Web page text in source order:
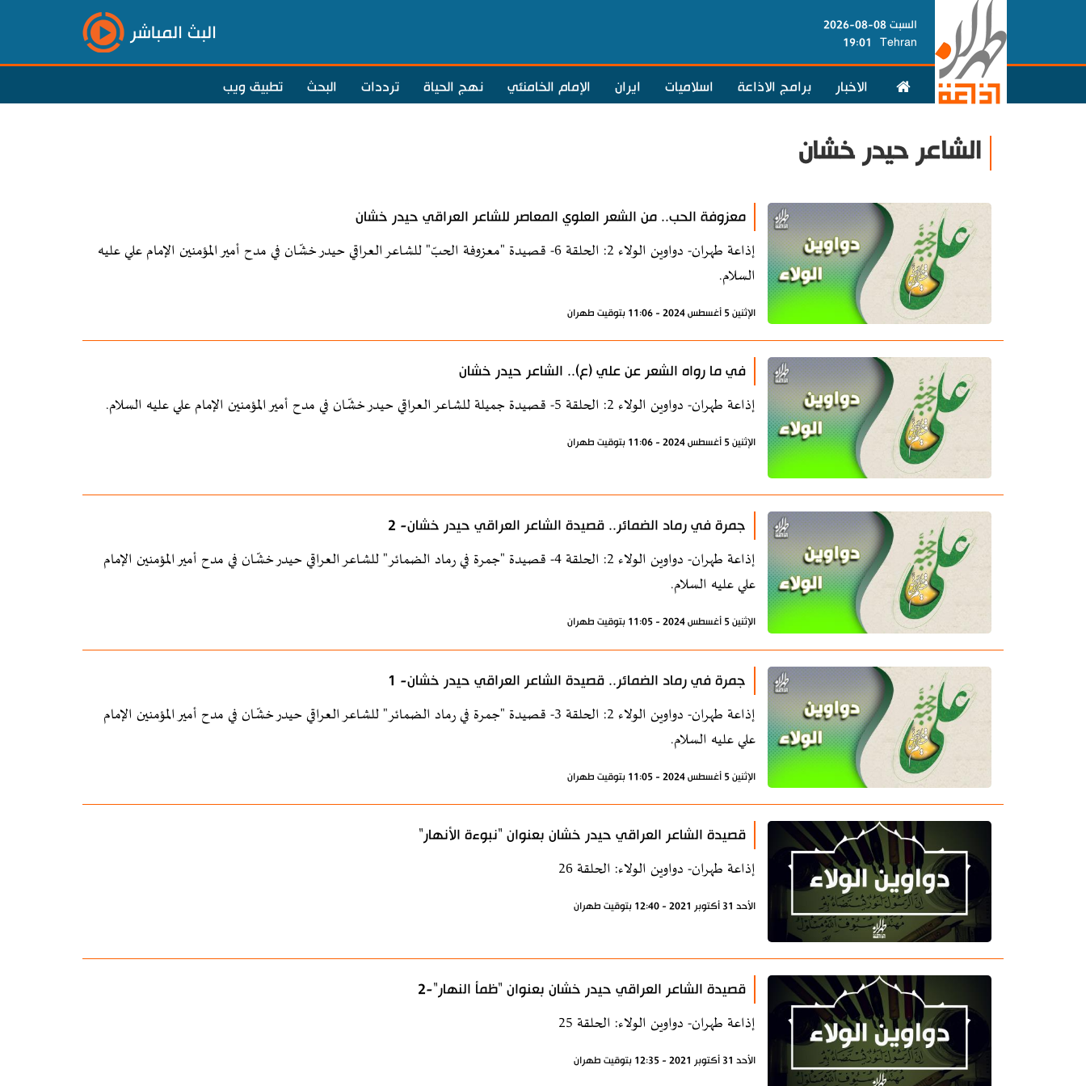
السبت 08-08-2026
Tehran
19:01 البث المباشر
الاخبار برامج الاذاعة اسلاميات ايران الإمام الخامنئي نهج الحياة ترددات البحث تطبيق ويب
الشاعر حيدر خشان
معزوفة الحب.. من الشعر العلوي المعاصر للشاعر العراقي حيدر خشان
إذاعة طهران- دواوين الولاء 2: الحلقة 6- قصيدة "معزوفة الحبّ" للشاعر العراقي حيدر خشّان في مدح أمير المؤمنين الإمام علي عليه
السلام.
الإثنين 5 أغسطس 2024 - 11:06 بتوقيت طهران
في ما رواه الشعر عن علي (ع).. الشاعر حيدر خشان
إذاعة طهران- دواوين الولاء 2: الحلقة 5- قصيدة جميلة للشاعر العراقي حيدر خشّان في مدح أمير المؤمنين الإمام علي عليه السلام.
الإثنين 5 أغسطس 2024 - 11:06 بتوقيت طهران
جمرة في رماد الضمائر.. قصيدة الشاعر العراقي حيدر خشان- 2
إذاعة طهران- دواوين الولاء 2: الحلقة 4- قصيدة "جمرة في رماد الضمائر" للشاعر العراقي حيدر خشّان في مدح أمير المؤمنين الإمام
علي عليه السلام.
الإثنين 5 أغسطس 2024 - 11:05 بتوقيت طهران
جمرة في رماد الضمائر.. قصيدة الشاعر العراقي حيدر خشان- 1
إذاعة طهران- دواوين الولاء 2: الحلقة 3- قصيدة "جمرة في رماد الضمائر" للشاعر العراقي حيدر خشّان في مدح أمير المؤمنين الإمام
علي عليه السلام.
الإثنين 5 أغسطس 2024 - 11:05 بتوقيت طهران
قصيدة الشاعر العراقي حيدر خشان بعنوان "نبوءة الأنهار"
إذاعة طهران- دواوين الولاء: الحلقة 26
الأحد 31 أكتوبر 2021 - 12:40 بتوقيت طهران
قصيدة الشاعر العراقي حيدر خشان بعنوان "ظمأ النهار"-2
إذاعة طهران- دواوين الولاء: الحلقة 25
الأحد 31 أكتوبر 2021 - 12:35 بتوقيت طهران